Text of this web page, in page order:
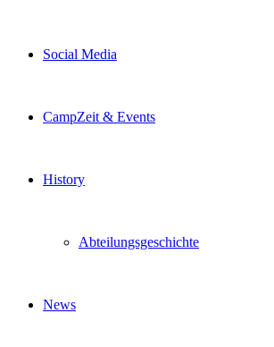
Social Media
CampZeit & Events
History
Abteilungsgeschichte
News